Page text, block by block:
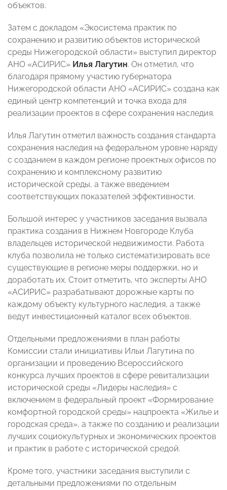
объектов.
Затем с докладом «Экосистема практик по
сохранению и развитию объектов исторической
среды Нижегородской области» выступил директор
АНО «АСИРИС» Илья Лагутин. Он отметил, что
благодаря прямому участию губернатора
Нижегородской области АНО «АСИРИС» создана как
единый центр компетенций и точка входа для
реализации проектов в сфере сохранения наследия.
Илья Лагутин отметил важность создания стандарта
сохранения наследия на федеральном уровне наряду
с созданием в каждом регионе проектных офисов по
сохранению и комплексному развитию
исторической среды, а также введением
соответствующих показателей эффективности.
Большой интерес у участников заседания вызвала
практика создания в Нижнем Новгороде Клуба
владельцев исторической недвижимости. Работа
клуба позволила не только систематизировать все
существующие в регионе меры поддержки, но и
доработать их. Стоит отметить, что эксперты АНО
«АСИРИС» разрабатывают дорожные карты по
каждому объекту культурного наследия, а также
ведут инвестиционный каталог всех объектов.
Отдельными предложениями в план работы
Комиссии стали инициативы Ильи Лагутина по
организации и проведению Всероссийского
конкурса лучших проектов в сфере ревитализации
исторической среды «Лидеры наследия» с
включением в федеральный проект «Формирование
комфортной городской среды» нацпроекта «Жилье и
городская среда», а также по созданию и реализации
лучших социокультурных и экономических проектов
и практик в работе с исторической средой.
Кроме того, участники заседания выступили с
детальными предложениями по отдельным